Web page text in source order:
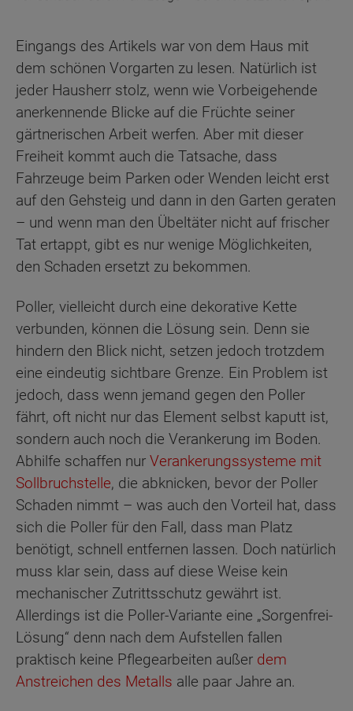
Eingangs des Artikels war von dem Haus mit
dem schönen Vorgarten zu lesen. Natürlich ist
jeder Hausherr stolz, wenn wie Vorbeigehende
anerkennende Blicke auf die Früchte seiner
gärtnerischen Arbeit werfen. Aber mit dieser
Freiheit kommt auch die Tatsache, dass
Fahrzeuge beim Parken oder Wenden leicht erst
auf den Gehsteig und dann in den Garten geraten
– und wenn man den Übeltäter nicht auf frischer
Tat ertappt, gibt es nur wenige Möglichkeiten,
den Schaden ersetzt zu bekommen.
Poller, vielleicht durch eine dekorative Kette
verbunden, können die Lösung sein. Denn sie
hindern den Blick nicht, setzen jedoch trotzdem
eine eindeutig sichtbare Grenze. Ein Problem ist
jedoch, dass wenn jemand gegen den Poller
fährt, oft nicht nur das Element selbst kaputt ist,
sondern auch noch die Verankerung im Boden.
Abhilfe schaffen nur Verankerungssysteme mit
Sollbruchstelle, die abknicken, bevor der Poller
Schaden nimmt – was auch den Vorteil hat, dass
sich die Poller für den Fall, dass man Platz
benötigt, schnell entfernen lassen. Doch natürlich
muss klar sein, dass auf diese Weise kein
mechanischer Zutrittsschutz gewährt ist.
Allerdings ist die Poller-Variante eine „Sorgenfrei-
Lösung“ denn nach dem Aufstellen fallen
praktisch keine Pflegearbeiten außer dem
Anstreichen des Metalls alle paar Jahre an.